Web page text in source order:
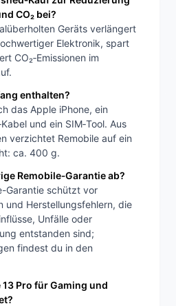
CO₂ bei?
Geräts verlängert
Elektronik, spart
CO₂‑Emissionen im
enthalten?
das Apple iPhone, ein
und ein SIM‑Tool. Aus
verzichtet Remobile auf ein
ca. 400 g.
Remobile‑Garantie ab?
Garantie schützt vor
und Herstellungsfehlern, die
Unfälle oder
entstanden sind;
findest du in den
Pro für Gaming und